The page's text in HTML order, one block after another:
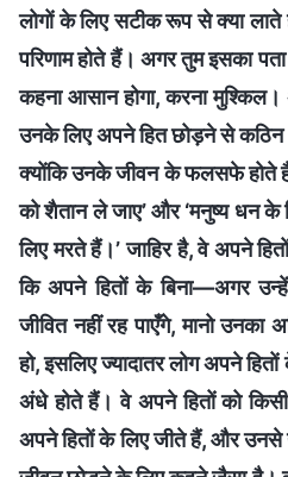
लोगों के लिए सटीक रूप से क्या
परिणाम होते हैं। अगर तुम इसका
कहना आसान होगा, करना
उनके लिए अपने हित छोड़ने से कठिन
क्योंकि उनके जीवन के फलसफे होते हैं
को शैतान ले जाए’ और ‘मनुष्य धन के
लिए मरते हैं।’ जाहिर है, वे अपने
कि अपने हितों के बिना—अगर
जीवित नहीं रह पाएँगे, मानो उनका
हो, इसलिए ज्यादातर लोग अपने
अंधे होते हैं। वे अपने हितों को
अपने हितों के लिए जीते हैं, और